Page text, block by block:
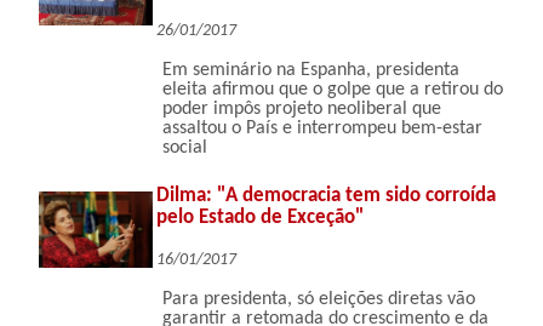
26/01/2017
Em seminário na Espanha, presidenta
eleita afirmou que o golpe que a retirou do
poder impôs projeto neoliberal que
assaltou o País e interrompeu bem-estar
social
Dilma: "A democracia tem sido corroída
pelo Estado de Exceção"
16/01/2017
Para presidenta, só eleições diretas vão
garantir a retomada do crescimento e da